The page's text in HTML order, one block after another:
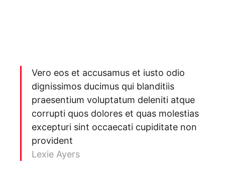
Vero eos et accusamus et iusto odio
dignissimos ducimus qui blanditiis
praesentium voluptatum deleniti atque
corrupti quos dolores et quas molestias
excepturi sint occaecati cupiditate non
provident
Lexie Ayers